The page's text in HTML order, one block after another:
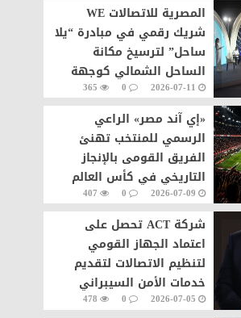
المصرية للاتصالات WE
شريك رقمي في مبادرة “يلا
ساحل” لترسيخ مكانة
الساحل الشمالي كوجهة
سياحية عالمية
2026-07-11
0
365
«إي آند مصر» الراعي
الرسمي للمنتخب تهنئ
الفريق القومى بالإنجاز
التاريخي في كأس العالم
2026-07-09
0
407
شركة ACT تحصل على
اعتماد الجهاز القومي
لتنظيم الاتصالات لتقديم
خدمات الأمن السيبراني
مصر2026-07-05
0
478